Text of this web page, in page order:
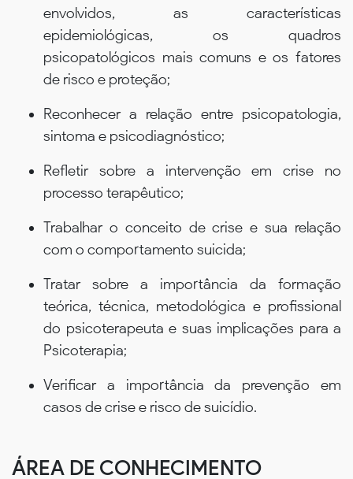
envolvidos, as características
epidemiológicas, os quadros
psicopatológicos mais comuns e os fatores
de risco e proteção;
Reconhecer a relação entre psicopatologia,
sintoma e psicodiagnóstico;
Refletir sobre a intervenção em crise no
processo terapêutico;
Trabalhar o conceito de crise e sua relação
com o comportamento suicida;
Tratar sobre a importância da formação
teórica, técnica, metodológica e profissional
do psicoterapeuta e suas implicações para a
Psicoterapia;
Verificar a importância da prevenção em
casos de crise e risco de suicídio.
ÁREA DE CONHECIMENTO